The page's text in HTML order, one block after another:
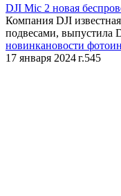
DJI Mic 2 новая
Компания DJI
подвесами, выпустила
новинкановости
17 января 2024 г.545